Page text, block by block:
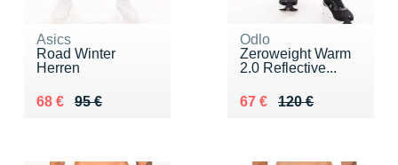
Asics
Road Winter
Herren
95 €
Au lieu de 95 €
68 €
Vendu 68 €
Odlo
Zeroweight Warm
2.0 Reflective...
120 €
Au lieu de 120 €
67 €
Vendu 67 €